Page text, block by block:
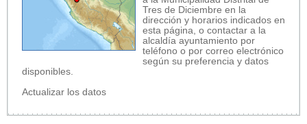
Tres de Diciembre en la
dirección y horarios indicados en
esta página, o contactar a la
alcaldía ayuntamiento por
teléfono o por correo electrónico
según su preferencia y datos
disponibles.
Actualizar los datos